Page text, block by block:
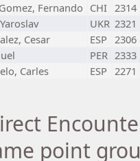
Fernando CHI 2314
UKR 2321
Cesar ESP 2306
PER 2333
Carles ESP 2271
point